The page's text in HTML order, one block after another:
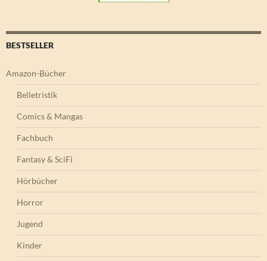
BESTSELLER
Amazon-Bücher
Belletristik
Comics & Mangas
Fachbuch
Fantasy & SciFi
Hörbücher
Horror
Jugend
Kinder